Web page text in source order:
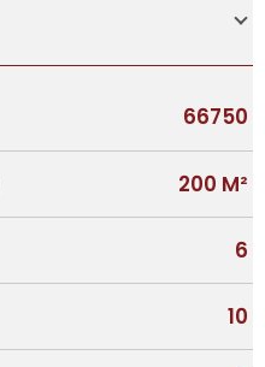
66750
200 M²
6
10